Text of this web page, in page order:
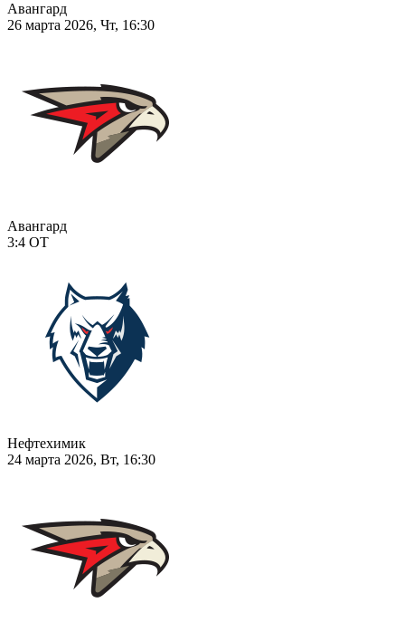
Авангард
26 марта 2026, Чт, 16:30
Авангард
3:4 ОТ
Нефтехимик
24 марта 2026, Вт, 16:30